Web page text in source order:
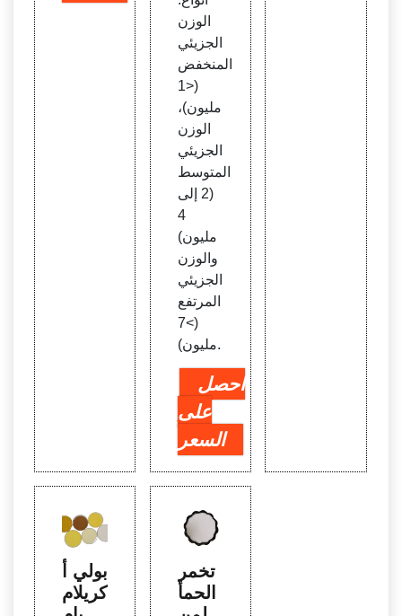
الوزن
الجزيئي
المنخفض
(<1
مليون)،
الوزن
الجزيئي
المتوسط
(2 إلى
4
مليون)
والوزن
الجزيئي
المرتفع
(>7
مليون).
احصل
على
السعر
بولي أ
كريلام
تخمر
الحمأ